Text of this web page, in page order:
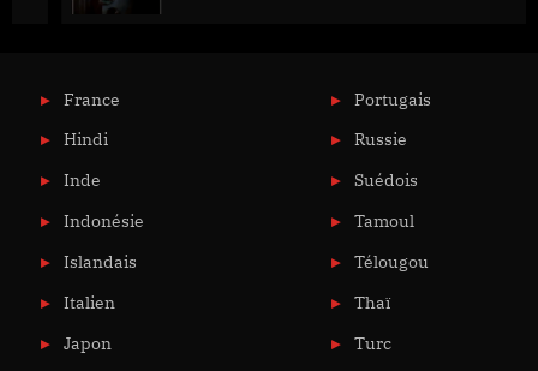
France
Hindi
Inde
Indonésie
Islandais
Italien
Japon
Portugais
Russie
Suédois
Tamoul
Télougou
Thaï
Turc